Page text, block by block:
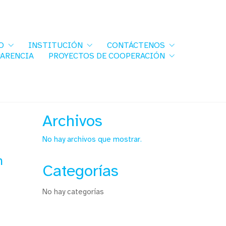
INSTITUCIÓN
CONTÁCTENOS
PROYECTOS DE COOPERACIÓN
Archivos
No hay archivos que mostrar.
Categorías
No hay categorías